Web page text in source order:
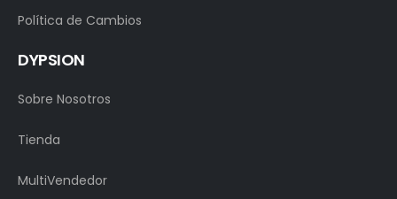
Política de Cambios
DYPSION
Sobre Nosotros
Tienda
MultiVendedor